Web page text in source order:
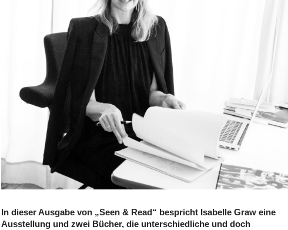
In dieser Ausgabe von „Seen & Read“ bespricht Isabelle Graw eine
Ausstellung und zwei Bücher, die unterschiedliche und doch